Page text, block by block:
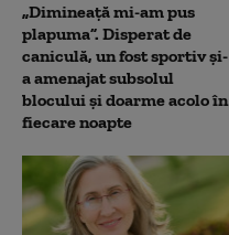
„Dimineață mi-am pus
plapuma”. Disperat de
caniculă, un fost sportiv și-
a amenajat subsolul
blocului și doarme acolo în
fiecare noapte